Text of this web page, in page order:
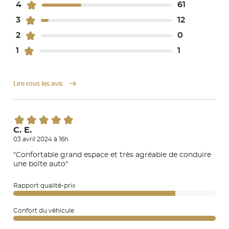
4
61
3
12
2
0
1
1
Lire tous les avis
C. E.
03 avril 2024 à 16h
"Confortable grand espace et très agréable de conduire
une boîte auto"
Rapport qualité-prix
Confort du véhicule